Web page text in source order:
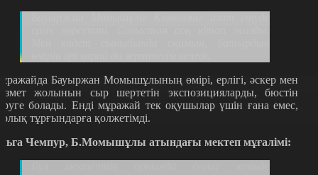
Бауыржан Момышұлының өмірі, ерлігі, әскер мен
жолынын сыр шертетін экспозицияларды, бюстін
болады. Енді мұражай тек оқушылар үшін ғана емес,
тұрғындарға қолжетімді.
льга Чемпур, Б.Момышұлы атындағы мектеп мұғалімі: